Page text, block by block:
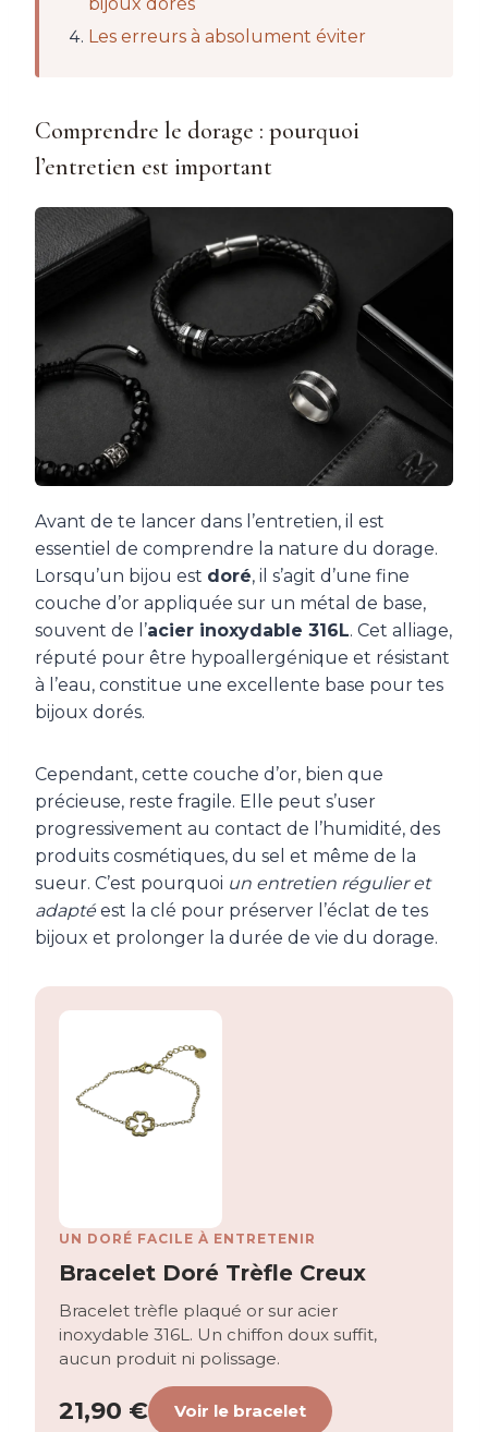
Les erreurs à absolument éviter
Comprendre le dorage : pourquoi
l’entretien est important
Avant de te lancer dans l’entretien, il est
essentiel de comprendre la nature du dorage.
Lorsqu’un bijou est doré, il s’agit d’une fine
couche d’or appliquée sur un métal de base,
souvent de l’acier inoxydable 316L. Cet alliage,
réputé pour être hypoallergénique et résistant
à l’eau, constitue une excellente base pour tes
bijoux dorés.
Cependant, cette couche d’or, bien que
précieuse, reste fragile. Elle peut s’user
progressivement au contact de l’humidité, des
produits cosmétiques, du sel et même de la
sueur. C’est pourquoi un entretien régulier et
adapté est la clé pour préserver l’éclat de tes
bijoux et prolonger la durée de vie du dorage.
UN DORÉ FACILE À ENTRETENIR
Bracelet Doré Trèfle Creux
Bracelet trèfle plaqué or sur acier
inoxydable 316L. Un chiffon doux suffit,
aucun produit ni polissage.
21,90 € Voir le bracelet